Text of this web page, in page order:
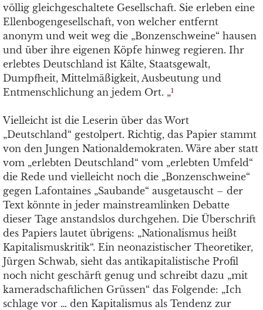
völlig gleichgeschaltete Gesellschaft. Sie erleben eine
Ellenbogengesellschaft, von welcher entfernt
anonym und weit weg die „Bonzenschweine“ hausen
und über ihre eigenen Köpfe hinweg regieren. Ihr
erlebtes Deutschland ist Kälte, Staatsgewalt,
Dumpfheit, Mittelmäßigkeit, Ausbeutung und
Entmenschlichung an jedem Ort. „1
Vielleicht ist die Leserin über das Wort
„Deutschland“ gestolpert. Richtig, das Papier stammt
von den Jungen Nationaldemokraten. Wäre aber statt
vom „erlebten Deutschland“ vom „erlebten Umfeld“
die Rede und vielleicht noch die „Bonzenschweine“
gegen Lafontaines „Saubande“ ausgetauscht – der
Text könnte in jeder mainstreamlinken Debatte
dieser Tage anstandslos durchgehen. Die Überschrift
des Papiers lautet übrigens: „Nationalismus heißt
Kapitalismuskritik“. Ein neonazistischer Theoretiker,
Jürgen Schwab, sieht das antikapitalistische Profil
noch nicht geschärft genug und schreibt dazu „mit
kameradschaftlichen Grüssen“ das Folgende: „Ich
schlage vor … den Kapitalismus als Tendenz zur